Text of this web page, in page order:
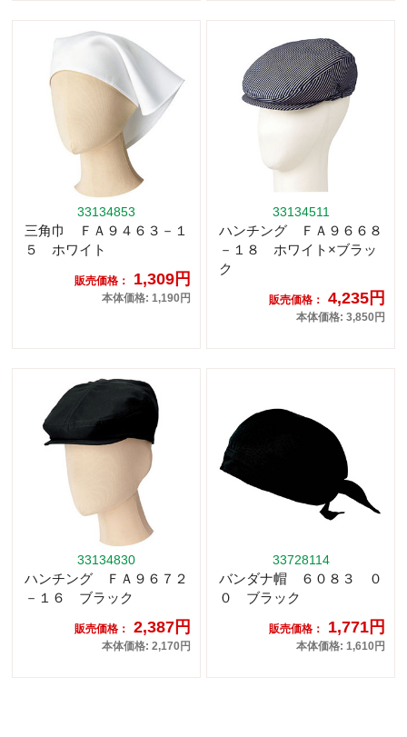
33134853
三角巾 ＦＡ９４６３－１
５ ホワイト
販売価格： 1,309円
本体価格: 1,190円
33134511
ハンチング ＦＡ９６６８
－１８ ホワイト×ブラッ
ク
販売価格： 4,235円
本体価格: 3,850円
33134830
ハンチング ＦＡ９６７２
－１６ ブラック
販売価格： 2,387円
本体価格: 2,170円
33728114
バンダナ帽 ６０８３ ０
０ ブラック
販売価格： 1,771円
本体価格: 1,610円